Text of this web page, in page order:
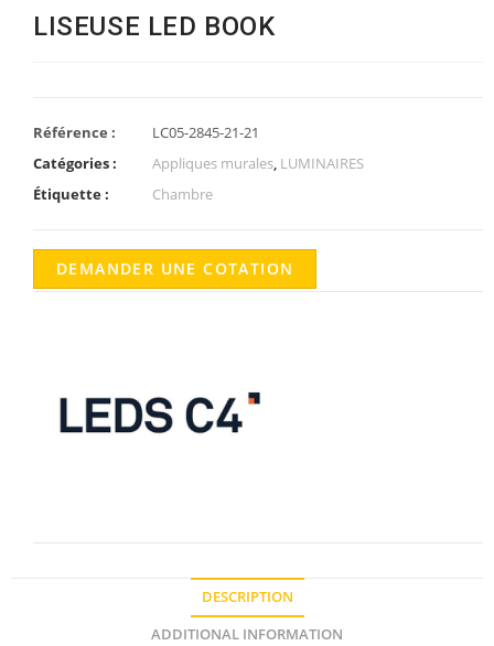
LISEUSE LED BOOK
Référence :
LC05-2845-21-21
Catégories :
Appliques murales, LUMINAIRES
Étiquette :
Chambre
DEMANDER UNE COTATION
DESCRIPTION
ADDITIONAL INFORMATION